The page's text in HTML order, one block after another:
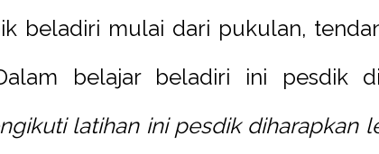
beladiri mulai dari pukulan,
belajar beladiri ini pesdik
latihan ini pesdik diharapkan